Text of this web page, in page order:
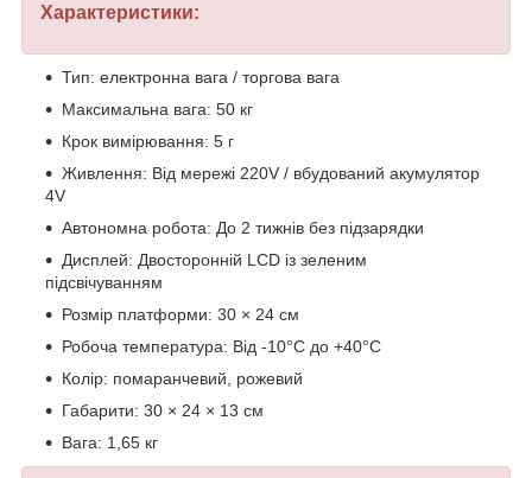
Характеристики:
Тип: електронна вага / торгова вага
Максимальна вага: 50 кг
Крок вимірювання: 5 г
Живлення: Від мережі 220V / вбудований акумулятор
4V
Автономна робота: До 2 тижнів без підзарядки
Дисплей: Двосторонній LCD із зеленим
підсвічуванням
Розмір платформи: 30 × 24 см
Робоча температура: Від -10°C до +40°C
Колір: помаранчевий, рожевий
Габарити: 30 × 24 × 13 см
Вага: 1,65 кг